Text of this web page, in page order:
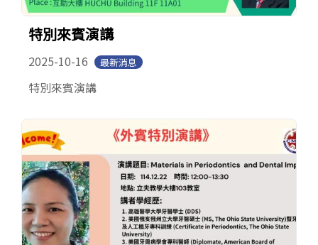
特別來賓演講
2025-10-16 最新消息
特別來賓演講